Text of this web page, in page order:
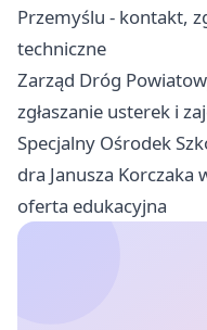
Przemyślu - kontakt,
techniczne
Zarząd Dróg
zgłaszanie usterek i
Specjalny Ośrodek
dra Janusza Korczaka
oferta edukacyjna